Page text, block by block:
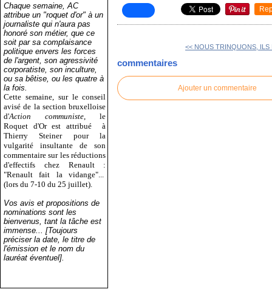
Chaque semaine, AC
attribue un "roquet d'or" à un
journaliste qui n'aura pas
honoré son métier, que ce
soit par sa complaisance
politique envers les forces
de l'argent, son agressivité
corporatiste, son inculture,
ou sa bêtise, ou les quatre à
la fois.
Cette semaine, sur le conseil
avisé de la section bruxelloise
d'Action communiste , le
Roquet d'Or est attribué
à
Thierry Steiner pour la
vulgarité insultante de son
commentaire sur les réductions
d'effectifs chez Renault :
"Renault fait la vidange"...
(lors du 7-10 du 25 juillet).
Vos avis et propositions de
nominations sont les
bienvenus, tant la tâche est
immense... [Toujours
préciser la date, le titre de
l'émission et le nom du
lauréat éventuel].
<< NOUS TRINQUONS, ILS
commentaires
Ajouter un commentaire